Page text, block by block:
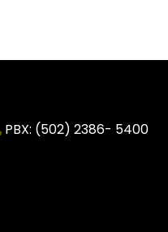
PBX: (502) 2386- 5400